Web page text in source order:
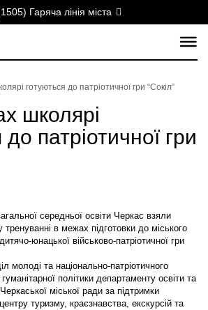
Гаряча лінія міста
готуються до патріотичної гри “Сокіл”
школярі
до патріотичної гри
середньої освіти Черкас взяли
в межах підготовки до міського
юнацької військово-патріотичної гри
молоді та національно-патріотичного
політики департаменту освіти та
міської ради за підтримки
туризму, краєзнавства, екскурсій та